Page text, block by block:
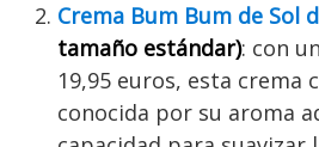
Crema Bum Bum de Sol
tamaño estándar): con
19,95 euros, esta crema
conocida por su aroma